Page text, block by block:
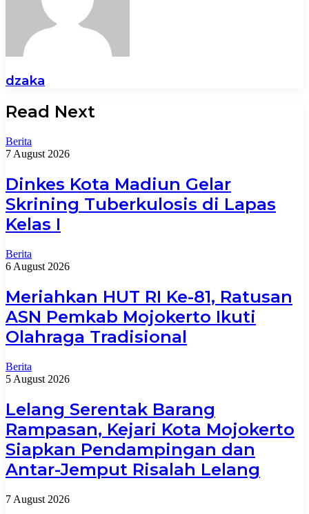
dzaka
Read Next
Berita
7 August 2026
Dinkes Kota Madiun Gelar
Skrining Tuberkulosis di Lapas
Kelas I
Berita
6 August 2026
Meriahkan HUT RI Ke-81, Ratusan
ASN Pemkab Mojokerto Ikuti
Olahraga Tradisional
Berita
5 August 2026
Lelang Serentak Barang
Rampasan, Kejari Kota Mojokerto
Siapkan Pendampingan dan
Antar-Jemput Risalah Lelang
7 August 2026